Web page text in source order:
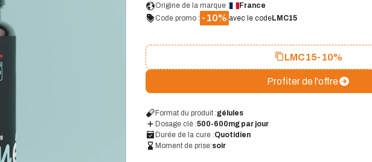
Origine de la marque :
France
Code promo : -10% avec le codeLMC15
LMC15-10%
Profiter de l'offre
Format du produit :gélules
Dosage clé :500-600mg par jour
Durée de la cure :Quotidien
Moment de prise:soir